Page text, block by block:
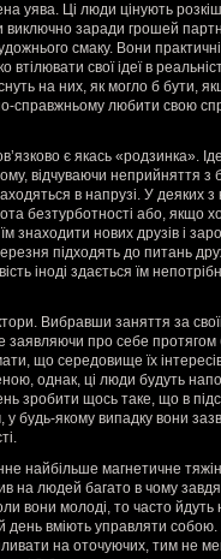
уява. Ці люди цінують розкіш
виключно заради грошей
смаку. Вони
свої ідеї в
на них, як могло б бути,
справжньому любити свою
є якась «родзинка».
відчуваючи неприйняття з
в напрузі. У деяких з
безтурботності або, якщо
знаходити нових друзів і
підходять до питань
іноді здається їм
Вибравши заняття за
про себе протягом
що середовище їх
однак, ці люди будуть
зробити щось таке, що в
у будь-якому випадку вони
найбільше магнетичне
на людей багато в чому
вони молоді, то часто йдуть
день вміють управляти
на оточуючих, тим не